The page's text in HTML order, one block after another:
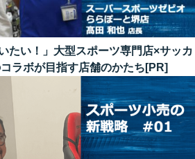
たい！」大型スポーツ専門店×サッカ
ラボが目指す店舗のかたち[PR]